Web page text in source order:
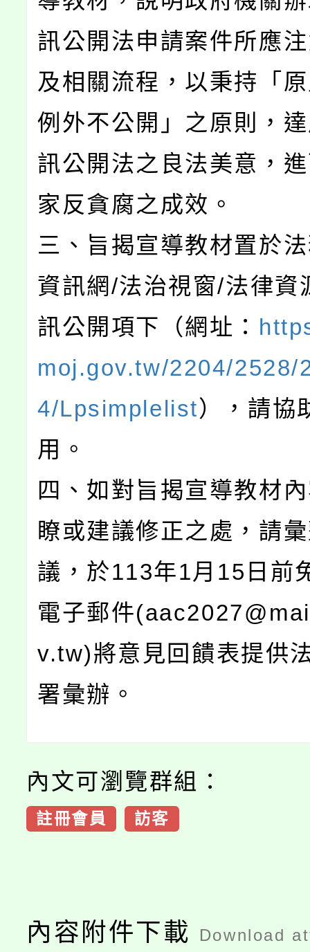
訊公開法申請案件所應
及相關流程，以秉持「
例外不公開」之原則，
訊公開法之良法美意，
家反貪腐之成效。
三、旨揭宣導教材置於
資訊網/法治視窗/法律資
訊公開項下（網址：
moj.gov.tw/2204/2528/
4/Lpsimplelist），請協
用。
四、如對旨揭宣導教材
瞭或建議修正之處，請
議，於113年1月15日前
電子郵件
v.tw)將意見回饋表提供
署彙辦。
內文可瀏覽群組：
註冊會員 訪客
內容附件下載 Download